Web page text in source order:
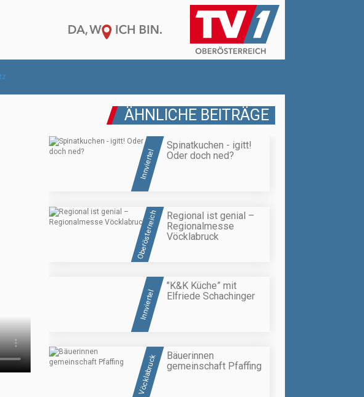
ÄHNLICHE BEITRÄGE
Innviertel
Spinatkuchen - igitt!
Oder doch ned?
Oberösterreich
Regional ist genial –
Regionalmesse
Vöcklabruck
Innviertel
"K&K Küche” mit
Elfriede Schachinger
Vöcklabruck
Bäuerinnen
gemeinschaft Pfaffing